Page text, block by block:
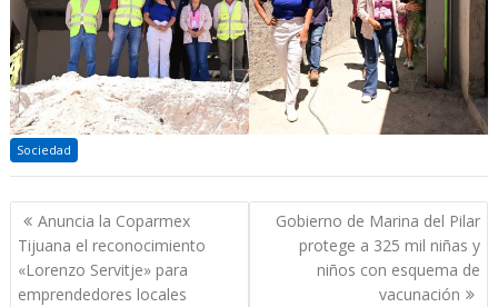
Sociedad
Navegación
de
entradas
Anuncia la Coparmex
Tijuana el reconocimiento
«Lorenzo Servitje» para
emprendedores locales
Gobierno de Marina del Pilar
protege a 325 mil niñas y
niños con esquema de
vacunación